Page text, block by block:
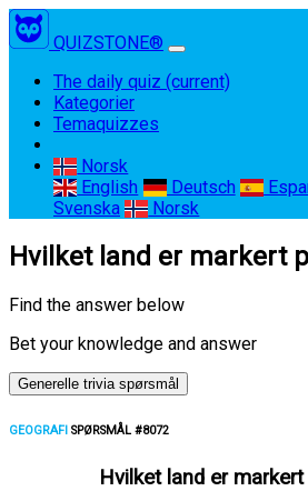
QUIZSTONE®
The daily quiz (current)
Kategorier
Temaquizzes
Norsk
English
Deutsch
Svenska
Norsk
Hvilket land er markert
Find the answer below
Bet your knowledge and answer
Generelle trivia spørsmål
GEOGRAFI SPØRSMÅL #8072
Hvilket land er